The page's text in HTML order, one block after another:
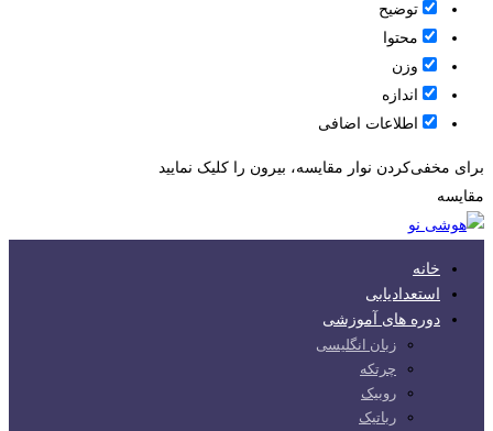
توضیح
محتوا
وزن
اندازه
اطلاعات اضافی
برای مخفی‌کردن نوار مقایسه، بیرون را کلیک نمایید
مقایسه
خانه
استعدادیابی
دوره های آموزشی
زبان انگلیسی
چرتکه
روبیک
رباتیک